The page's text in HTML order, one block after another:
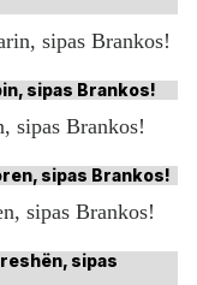
sipas Brankos!
sipas Brankos!
sipas Brankos!